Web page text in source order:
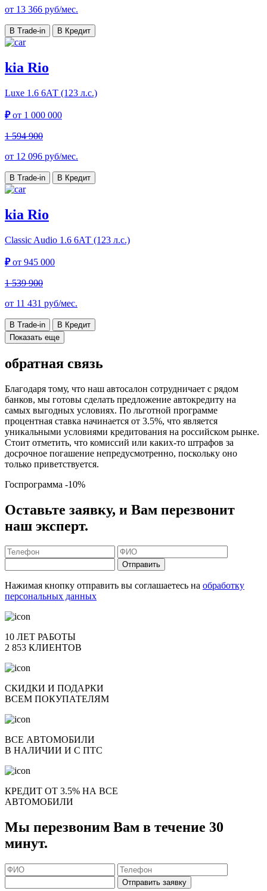
от 13 366 руб/мес.
В Trade-in В Кредит
kia Rio
Luxe 1.6 6АТ (123 л.с.)
₽от 1 000 000
1 594 900
от 12 096 руб/мес.
В Trade-in В Кредит
kia Rio
Classic Audio 1.6 6АТ (123 л.с.)
₽от 945 000
1 539 900
от 11 431 руб/мес.
В Trade-in
В Кредит
Показать еще
обратная связь
Благодаря тому, что наш автосалон сотрудничает с рядом
банков, мы готовы сделать предложение автокредиту на
самых выгодных условиях. По льготной программе
процентная ставка начинается от 3.5%, что является
уникальными условиями кредитования на российском рынке.
Стоит отметить, что комиссий или каких-то штрафов за
досрочное погашение непредусмотренно, поскольку оно
только приветствуется.
Госпрограмма -10%
Оставьте заявку, и Вам перезвонит
наш эксперт.
Отправить
Нажимая кнопку отправить вы соглашаетесь на обработку
персональных данных
10 ЛЕТ РАБОТЫ
2 853 КЛИЕНТОВ
СКИДКИ И ПОДАРКИ
ВСЕМ ПОКУПАТЕЛЯМ
ВСЕ АВТОМОБИЛИ
В НАЛИЧИИ И С ПТС
КРЕДИТ ОТ 3.5% НА ВСЕ
АВТОМОБИЛИ
Мы перезвоним Вам в течение 30
минут.
Отправить заявку